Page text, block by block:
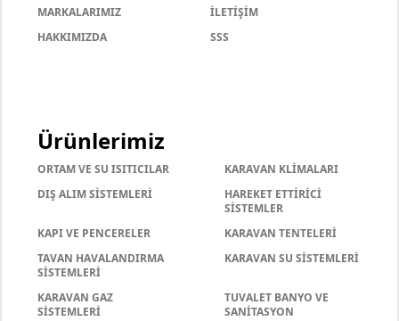
MARKALARIMIZ
İLETİŞİM
HAKKIMIZDA
SSS
Ürünlerimiz
ORTAM VE SU ISITICILAR
KARAVAN KLİMALARI
DIŞ ALIM SİSTEMLERİ
HAREKET ETTİRİCİ
SİSTEMLER
KAPI VE PENCERELER
KARAVAN TENTELERİ
TAVAN HAVALANDIRMA
SİSTEMLERİ
KARAVAN SU SİSTEMLERİ
KARAVAN GAZ
SİSTEMLERİ
TUVALET BANYO VE
SANİTASYON